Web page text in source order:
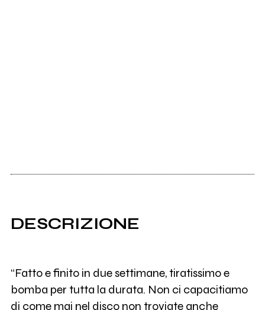
DESCRIZIONE
“Fatto e finito in due settimane, tiratissimo e
bomba per tutta la durata. Non ci capacitiamo
di come mai nel disco non troviate anche